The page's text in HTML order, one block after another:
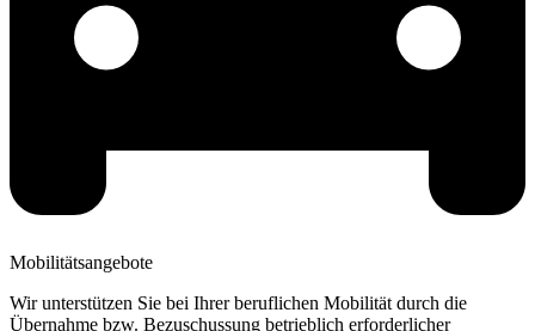
Mobilitätsangebote
Wir unterstützen Sie bei Ihrer beruflichen Mobilität durch die
Übernahme bzw. Bezuschussung betrieblich erforderlicher